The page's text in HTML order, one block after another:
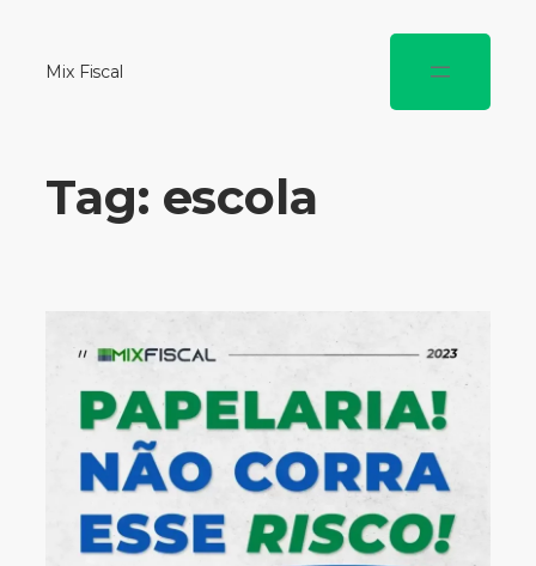
Mix Fiscal
Tag: escola